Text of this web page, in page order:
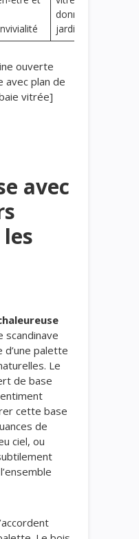
donnant sur
jardin
ouverte
avec plan de
vitrée]
avec
scandinave
palette
Le
de base
cette base
de
ciel, ou